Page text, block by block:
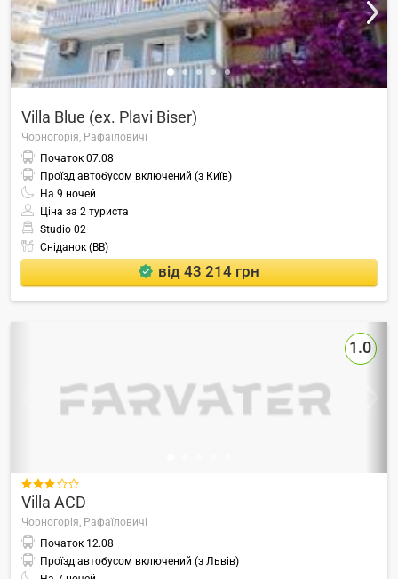
Villa Blue (ex. Plavi Biser)
Чорногорія, Рафаїловичі
Початок 07.08
Проїзд автобусом включений (з Київ)
На 9 ночей
Ціна за 2 туриста
Studio 02
Сніданок (BB)
від 43 214 грн
1.0

Villa ACD
Чорногорія, Рафаїловичі
Початок 12.08
Проїзд автобусом включений (з Львів)